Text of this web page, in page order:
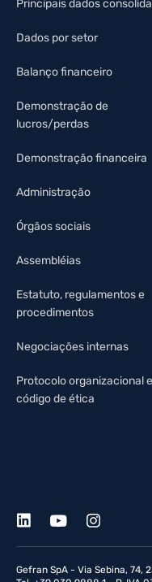
Principais dados
Dados por setor
Balanço financeiro
Demonstração de
lucros/perdas
Demonstração financeira
Administração
Órgãos sociais
Assembléias
Estatuto, regulamentos e
procedimentos
Negociações internas
Protocolo organizacional e
código de ética
Gefran SpA - Via Sebina, 74,